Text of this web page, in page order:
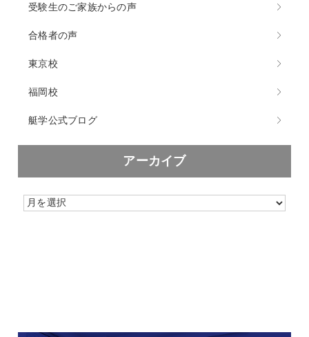
受験生のご家族からの声
合格者の声
東京校
福岡校
艇学公式ブログ
アーカイブ